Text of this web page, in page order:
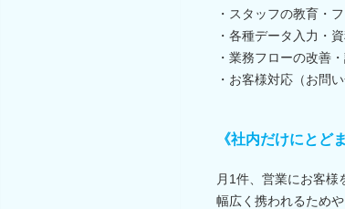
・スタッフの教育・
・各種データ入力・
・業務フローの改善
・お客様対応（お問
《社内だけにとど
月1件、営業にお客
幅広く携われるため